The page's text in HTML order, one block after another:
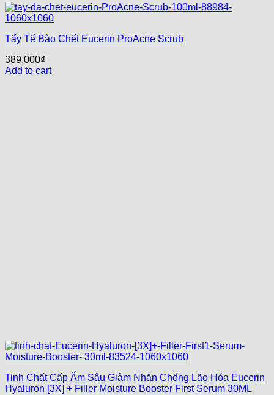
Tẩy Tế Bào Chết Eucerin ProAcne Scrub
389,000₫
Add to cart
Tinh Chất Cấp Ẩm Sâu Giảm Nhăn Chống Lão Hóa Eucerin
Hyaluron [3X] + Filler Moisture Booster First Serum 30ML